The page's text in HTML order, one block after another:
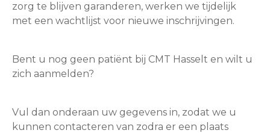
zorg te blijven garanderen, werken we tijdelijk
met een wachtlijst voor nieuwe inschrijvingen.
Bent u nog geen patiënt bij CMT Hasselt en wilt u
zich aanmelden?
Vul dan onderaan uw gegevens in, zodat we u
kunnen contacteren van zodra er een plaats